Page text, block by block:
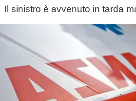
Il sinistro è avvenuto in tarda